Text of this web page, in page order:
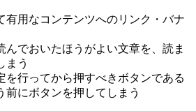
有用なコンテンツへのリンク・バナ
んでおいたほうがよい文章を、読ま
まう
を行ってから押すべきボタンである
前にボタンを押してしまう